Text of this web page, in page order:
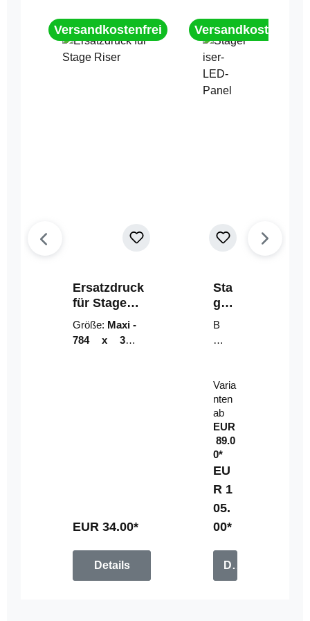
Versandkostenfrei
Ersatzdruck
für Stage
Riser
Größe: Maxi -
784 x 314
EUR 34.00*
Details
Versandkostenfrei
Sta
geri
ser-
LE
D-
el
B
un
mi
t
Fe
rn
be
di
en
u
n
g
Varia
nten
ab
EUR
89.0
0*
EU
R 1
05.
00*
Details